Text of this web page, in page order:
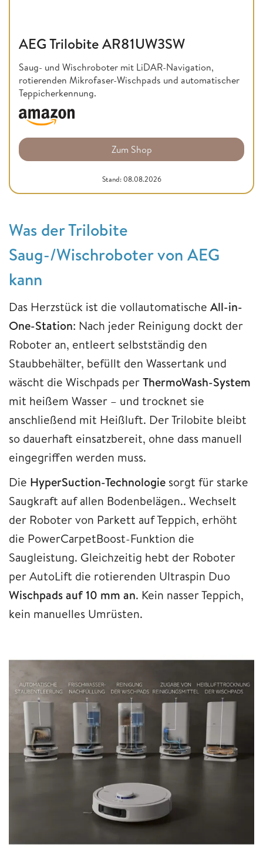
AEG Trilobite AR81UW3SW
Saug- und Wischroboter mit LiDAR-Navigation,
rotierenden Mikrofaser-Wischpads und automatischer
Teppicherkennung.
Zum Shop
Stand: 08.08.2026
Was der Trilobite
Saug-/Wischroboter von AEG
kann
Das Herzstück ist die vollautomatische All-in-
One-Station: Nach jeder Reinigung dockt der
Roboter an, entleert selbstständig den
Staubbehälter, befüllt den Wassertank und
wäscht die Wischpads perThermoWash-System
mit heißem Wasser – und trocknet sie
anschließend mit Heißluft. Der Trilobite bleibt
so dauerhaft einsatzbereit, ohne dass manuell
eingegriffen werden muss.
Die HyperSuction-Technologie sorgt für starke
Saugkraft auf allen Bodenbelägen.. Wechselt
der Roboter von Parkett auf Teppich, erhöht
die PowerCarpetBoost-Funktion die
Saugleistung. Gleichzeitig hebt der Roboter
per AutoLift die rotierenden Ultraspin Duo
Wischpads auf 10 mm an. Kein nasser Teppich,
kein manuelles Umrüsten.